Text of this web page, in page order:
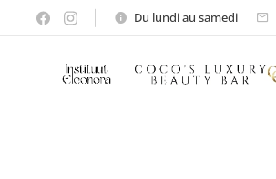
Du lundi au samedi